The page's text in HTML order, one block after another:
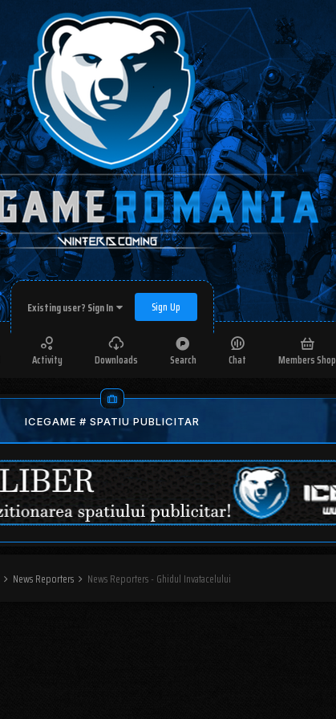
Existing user? Sign In Sign Up
Activity Downloads Search Chat Members Shop
ICEGAME # SPATIU PUBLICITAR
News Reporters News Reporters - Ghidul Invatacelului